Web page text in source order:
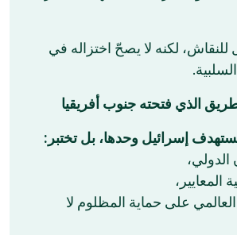
للنقاش، لكنه لا يصحّ اختزاله في
الذي فتحته جنوب أفريقيا
إسرائيل وحدها، بل تختبر:
الدولي،
المعايير،
على حماية المظلوم لا